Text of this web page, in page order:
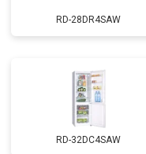
RD-28DR4SAW
RD-32DC4SAW